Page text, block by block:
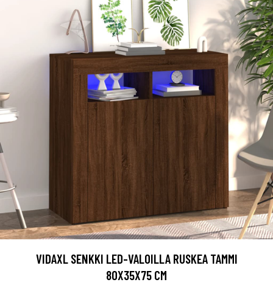
VIDAXL SENKKI LED-VALOILLA RUSKEA TAMMI
80X35X75 CM